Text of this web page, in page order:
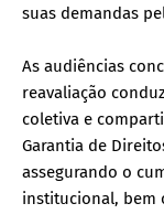
suas demandas
As audiências
reavaliação
coletiva e
Garantia de
assegurando o
institucional, bem